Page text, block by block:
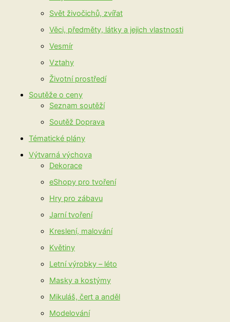
Svět živočichů, zvířat
Věci, předměty, látky a jejich vlastnosti
Vesmír
Vztahy
Životní prostředí
Soutěže o ceny
Seznam soutěží
Soutěž Doprava
Tématické plány
Výtvarná výchova
Dekorace
eShopy pro tvoření
Hry pro zábavu
Jarní tvoření
Kreslení, malování
Květiny
Letní výrobky – léto
Masky a kostýmy
Mikuláš, čert a anděl
Modelování